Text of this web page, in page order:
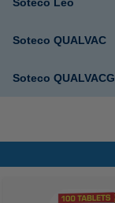
Soteco QUALVAC
Soteco QUALVACG